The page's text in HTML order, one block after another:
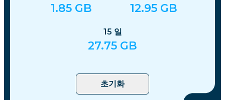
1.85 GB 12.95 GB
15 일
27.75 GB
초기화